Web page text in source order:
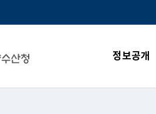
정보공개